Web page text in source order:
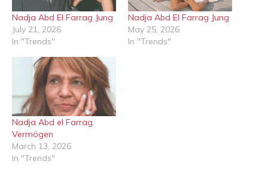
Nadja Abd El Farrag Jung
July 21, 2026
In "Trends"
Nadja Abd El Farrag Jung
May 25, 2026
In "Trends"
Nadja Abd el Farrag
Vermögen
March 13, 2026
In "Trends"